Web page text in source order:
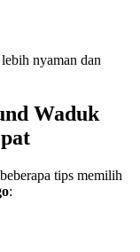
nyaman dan
Waduk
tips memilih
: